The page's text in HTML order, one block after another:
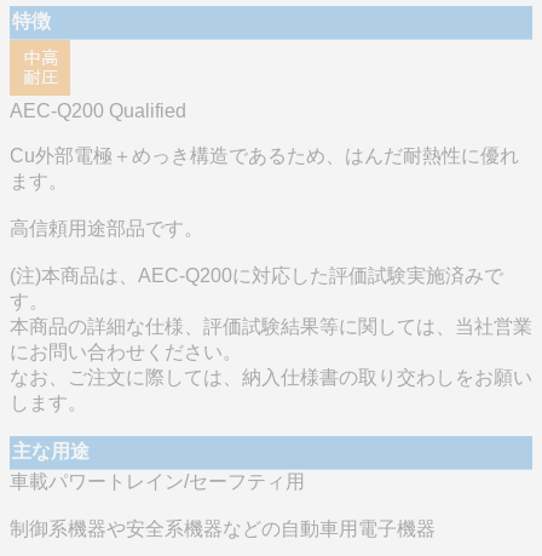
特徴
AEC-Q200 Qualified
Cu外部電極＋めっき構造であるため、はんだ耐熱性に優れ
ます。
高信頼用途部品です。
(注)本商品は、AEC-Q200に対応した評価試験実施済みで
す。
本商品の詳細な仕様、評価試験結果等に関しては、当社営業
にお問い合わせください。
なお、ご注文に際しては、納入仕様書の取り交わしをお願い
します。
主な用途
車載パワートレイン/セーフティ用
制御系機器や安全系機器などの自動車用電子機器